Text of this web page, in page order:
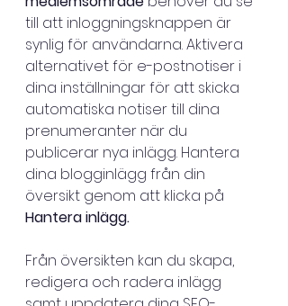
till att inloggningsknappen är
synlig för användarna. Aktivera
alternativet för e-postnotiser i
dina inställningar för att skicka
automatiska notiser till dina
prenumeranter när du
publicerar nya inlägg. Hantera
dina blogginlägg från din
översikt genom att klicka på
Hantera inlägg.
Från översikten kan du skapa,
redigera och radera inlägg